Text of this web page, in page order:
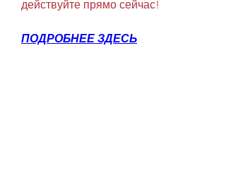
действуйте прямо сейчас!
ПОДРОБНЕЕ ЗДЕСЬ